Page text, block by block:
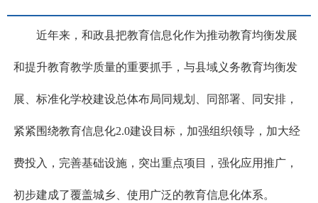
近年来，和政县把教育信息化作为推动教育均衡发展
和提升教育教学质量的重要抓手，与县域义务教育均衡发
展、标准化学校建设总体布局同规划、同部署、同安排，
紧紧围绕教育信息化2.0建设目标，加强组织领导，加大经
费投入，完善基础设施，突出重点项目，强化应用推广，
初步建成了覆盖城乡、使用广泛的教育信息化体系。